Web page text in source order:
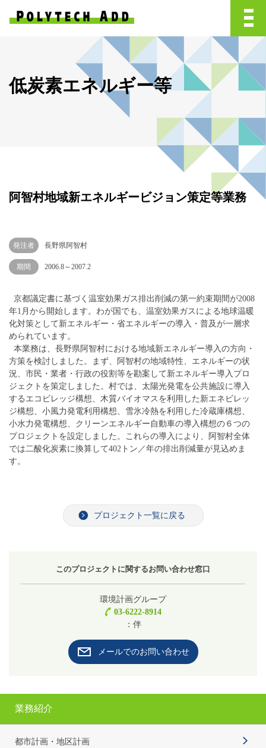
低炭素エネルギー等
阿智村地域新エネルギービジョン策定等業務
発注者 長野県阿智村
期間 2006.8～2007.2
京都議定書に基づく温室効果ガス排出削減の第一約束期間が2008
年1月から開始します。わが国でも、温室効果ガスによる地球温暖
化対策として新エネルギー・省エネルギーの導入・普及が一層求
められています。
本業務は、長野県阿智村における地域新エネルギー導入の方向・
方策を検討しました。まず、阿智村の地域特性、エネルギーの状
況、市民・業者・行政の役割等を勘案して新エネルギー導入プロ
ジェクトを策定しました。村では、太陽光発電を公共施設に導入
するエコビレッジ構想、木質バイオマスを利用した新エネビレッ
ジ構想、小風力発電利用構想、雪氷冷熱を利用した冷蔵庫構想、
小水力発電構想、クリーンエネルギー自動車の導入構想の６つの
プロジェクトを設定しました。これらの導入により、阿智村全体
では二酸化炭素に換算して402トン／年の排出削減量が見込めま
す。
プロジェクト一覧に戻る
このプロジェクトに関するお問い合わせ窓口
環境計画グループ
03-6222-8914
：伴
メールでのお問い合わせ
業務紹介
都市計画・地区計画